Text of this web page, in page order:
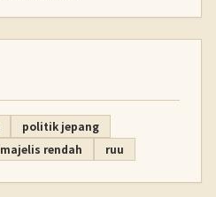
politik jepang
majelis rendah ruu